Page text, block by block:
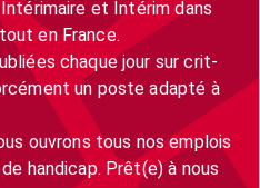
Intérimaire et Intérim dans
en France.
chaque jour sur crit-
un poste adapté à
ouvrons tous nos emplois
handicap. Prêt(e) à nous